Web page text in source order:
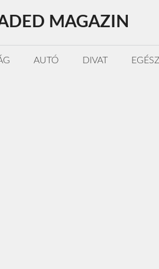
MAGAZIN
AUTÓ DIVAT